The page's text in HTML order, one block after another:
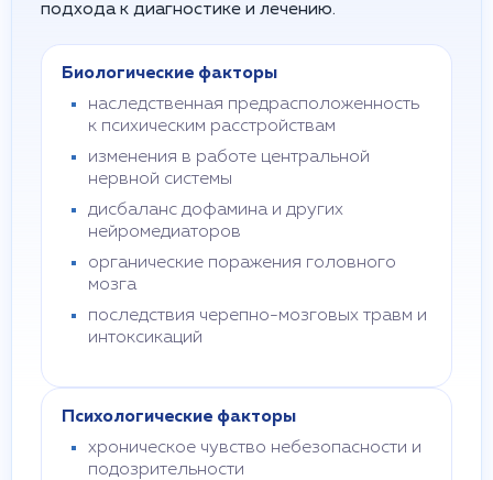
подхода к диагностике и лечению.
Биологические факторы
наследственная предрасположенность
к психическим расстройствам
изменения в работе центральной
нервной системы
дисбаланс дофамина и других
нейромедиаторов
органические поражения головного
мозга
последствия черепно-мозговых травм и
интоксикаций
Психологические факторы
хроническое чувство небезопасности и
подозрительности